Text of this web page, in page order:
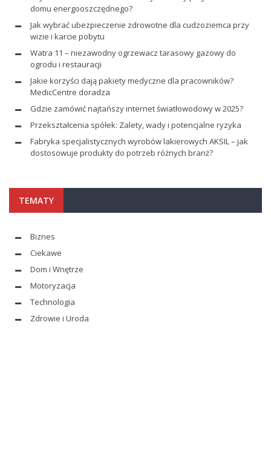
domu energooszczędnego?
Jak wybrać ubezpieczenie zdrowotne dla cudzoziemca przy
wizie i karcie pobytu
Watra 11 – niezawodny ogrzewacz tarasowy gazowy do
ogrodu i restauracji
Jakie korzyści dają pakiety medyczne dla pracowników?
MedicCentre doradza
Gdzie zamówić najtańszy internet światłowodowy w 2025?
Przekształcenia spółek: Zalety, wady i potencjalne ryzyka
Fabryka specjalistycznych wyrobów lakierowych AKSIL – jak
dostosowuje produkty do potrzeb różnych branż?
TEMATY
Biznes
Ciekawe
Dom i Wnętrze
Motoryzacja
Technologia
Zdrowie i Uroda